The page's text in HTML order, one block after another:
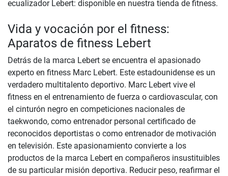
ecualizador Lebert: disponible en nuestra tienda de fitness.
Vida y vocación por el fitness:
Aparatos de fitness Lebert
Detrás de la marca Lebert se encuentra el apasionado
experto en fitness Marc Lebert. Este estadounidense es un
verdadero multitalento deportivo. Marc Lebert vive el
fitness en el entrenamiento de fuerza o cardiovascular, con
el cinturón negro en competiciones nacionales de
taekwondo, como entrenador personal certificado de
reconocidos deportistas o como entrenador de motivación
en televisión. Este apasionamiento convierte a los
productos de la marca Lebert en compañeros insustituibles
de su particular misión deportiva. Reducir peso, reafirmar el